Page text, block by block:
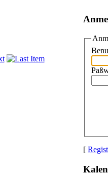
[